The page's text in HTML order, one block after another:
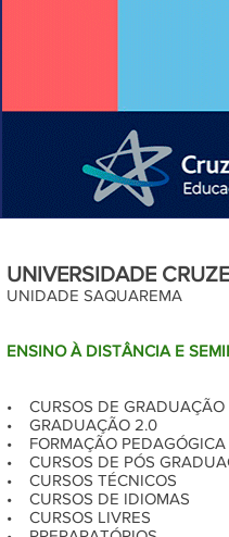
UNIVERSIDADE
UNIDADE SAQUAREMA
ENSINO À DISTÂNCIA E
• CURSOS DE GRADUAÇÃO
• GRADUAÇÃO 2.0
• FORMAÇÃO PEDAGÓGICA
• CURSOS DE PÓS
• CURSOS TÉCNICOS
• CURSOS DE IDIOMAS
• CURSOS LIVRES